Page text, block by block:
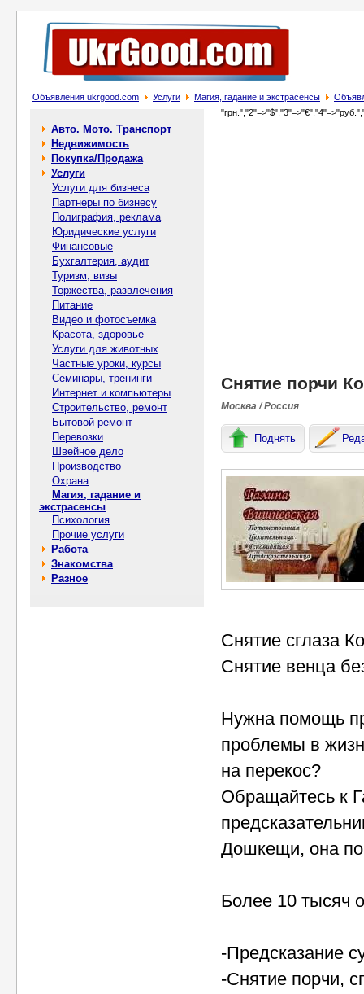
Объявления ukrgood.com Услуги Магия, гадание и экстрасенсы
Авто. Мото. Транспорт
Недвижимость
Покупка/Продажа
Услуги
Услуги для бизнеса
Партнеры по бизнесу
Полиграфия, реклама
Юридические услуги
Финансовые
Бухгалтерия, аудит
Туризм, визы
Торжества, развлечения
Питание
Видео и фотосъемка
Красота, здоровье
Услуги для животных
Частные уроки, курсы
Семинары, тренинги
Интернет и компьютеры
Строительство, ремонт
Бытовой ремонт
Перевозки
Швейное дело
Производство
Охрана
Магия, гадание и
экстрасенсы
Психология
Прочие услуги
Работа
Знакомства
Разное
Снятие порчи
Москва / Россия
Поднять
Снятие сглаза
Снятие венца
Нужна помощь
проблемы в
на перекос?
Обращайтесь к
Дошкещи, она
Более 10 тысяч
-Предсказание
-Снятие порчи,